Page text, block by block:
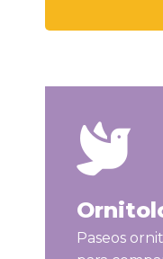
Paseos